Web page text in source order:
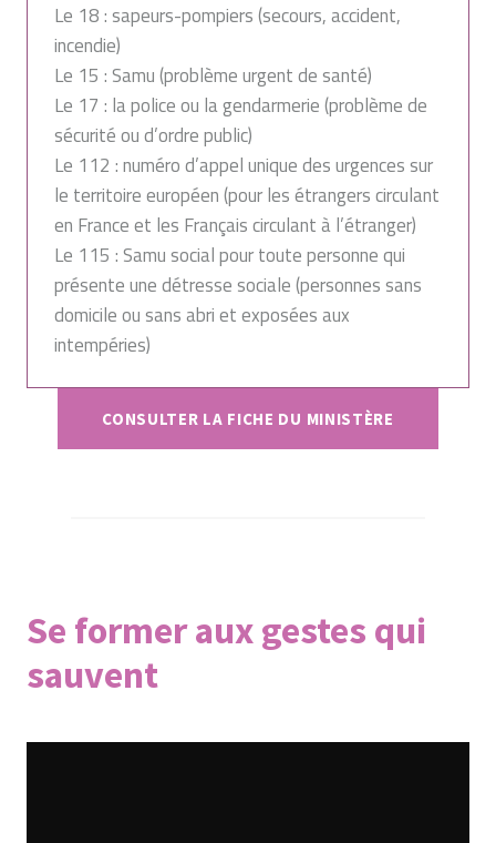
Le 18 : sapeurs-pompiers (secours, accident,
incendie)
Le 15 : Samu (problème urgent de santé)
Le 17 : la police ou la gendarmerie (problème de
sécurité ou d’ordre public)
Le 112 : numéro d’appel unique des urgences sur
le territoire européen (pour les étrangers circulant
en France et les Français circulant à l’étranger)
Le 115 : Samu social pour toute personne qui
présente une détresse sociale (personnes sans
domicile ou sans abri et exposées aux
intempéries)
CONSULTER LA FICHE DU MINISTÈRE
Se former aux gestes qui
sauvent